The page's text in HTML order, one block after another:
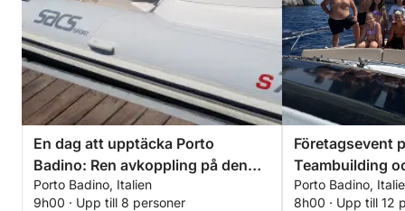
En dag att upptäcka Porto
Badino: Ren avkoppling på den
italienska blå havet
Porto Badino, Italien
9h00 · Upp till 8 personer
Företagsevent
Teambuilding
avkoppling
Porto Badino,
8h00 · Upp till 12